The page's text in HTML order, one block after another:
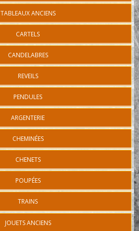
TABLEAUX ANCIENS
CARTELS
CANDELABRES
REVEILS
PENDULES
ARGENTERIE
CHEMINÉES
CHENETS
POUPÉES
TRAINS
JOUETS ANCIENS